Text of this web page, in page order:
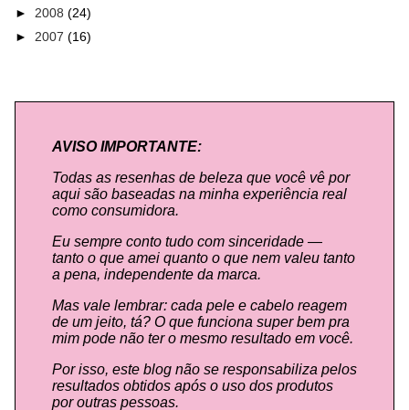
► 2008 (24)
► 2007 (16)
AVISO IMPORTANTE:
Todas as resenhas de beleza que você vê por
aqui são baseadas na minha experiência real
como consumidora.
Eu sempre conto tudo com sinceridade —
tanto o que amei quanto o que nem valeu tanto
a pena, independente da marca.
Mas vale lembrar: cada pele e cabelo reagem
de um jeito, tá? O que funciona super bem pra
mim pode não ter o mesmo resultado em você.
Por isso, este blog não se responsabiliza pelos
resultados obtidos após o uso dos produtos
por outras pessoas.